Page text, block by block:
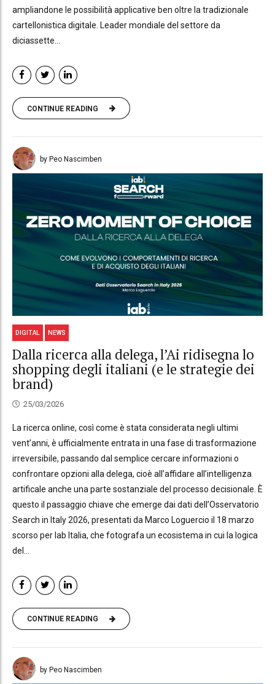
ampliandone le possibilità applicative ben oltre la tradizionale
cartellonistica digitale. Leader mondiale del settore da
diciassette...
CONTINUE READING
by Peo Nascimben
DIGITAL NEWS
Dalla ricerca alla delega, l’Ai ridisegna lo
shopping degli italiani (e le strategie dei
brand)
25/03/2026
La ricerca online, così come è stata considerata negli ultimi
vent’anni, è ufficialmente entrata in una fase di trasformazione
irreversibile, passando dal semplice cercare informazioni o
confrontare opzioni alla delega, cioè all’affidare all’intelligenza
artificale anche una parte sostanziale del processo decisionale. È
questo il passaggio chiave che emerge dai dati dell’Osservatorio
Search in Italy 2026, presentati da Marco Loguercio il 18 marzo
scorso per Iab Italia, che fotografa un ecosistema in cui la logica
del...
CONTINUE READING
by Peo Nascimben